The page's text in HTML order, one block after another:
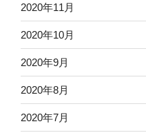
2020年11月
2020年10月
2020年9月
2020年8月
2020年7月